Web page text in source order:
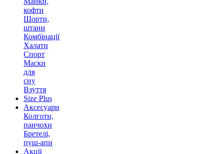
кофти
Шорти,
штани
Комбінації
Халати
Спорт
Маски
для
сну
Взуття
Size Plus
Аксесуари
Колготи,
панчохи
Бретелі,
пуш-апи
Акції